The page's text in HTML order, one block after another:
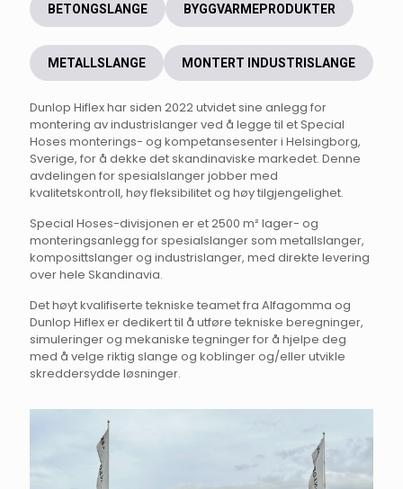
BETONGSLANGE BYGGVARMEPRODUKTER
METALLSLANGE MONTERT INDUSTRISLANGE
Dunlop Hiflex har siden 2022 utvidet sine anlegg for
montering av industrislanger ved å legge til et Special
Hoses monterings- og kompetansesenter i Helsingborg,
Sverige, for å dekke det skandinaviske markedet. Denne
avdelingen for spesialslanger jobber med
kvalitetskontroll, høy fleksibilitet og høy tilgjengelighet.
Special Hoses-divisjonen er et 2500 m² lager- og
monteringsanlegg for spesialslanger som metallslanger,
komposittslanger og industrislanger, med direkte levering
over hele Skandinavia.
Det høyt kvalifiserte tekniske teamet fra Alfagomma og
Dunlop Hiflex er dedikert til å utføre tekniske beregninger,
simuleringer og mekaniske tegninger for å hjelpe deg
med å velge riktig slange og koblinger og/eller utvikle
skreddersydde løsninger.